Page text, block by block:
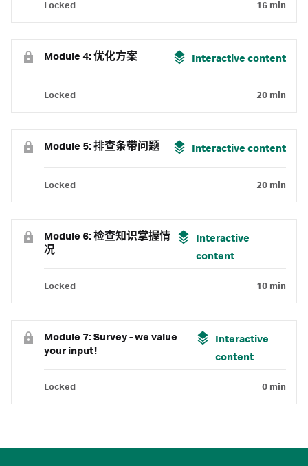
Locked 16 min
Module 4: 优化方案 Interactive content
Locked 20 min
Module 5: 排查条带问题 Interactive content
Locked 20 min
Module 6: 检查知识掌握情
况
Interactive
content
Locked 10 min
Module 7: Survey - we value
your input!
Interactive
content
Locked 0 min